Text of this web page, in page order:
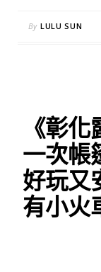
By LULU SUN
《彰
一次帳
好玩又
有小火